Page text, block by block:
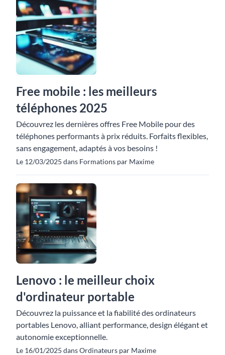
Free mobile : les meilleurs
téléphones 2025
Découvrez les dernières offres Free Mobile pour des
téléphones performants à prix réduits. Forfaits flexibles,
sans engagement, adaptés à vos besoins !
Le 12/03/2025 dans Formations par Maxime
Lenovo : le meilleur choix
d'ordinateur portable
Découvrez la puissance et la fiabilité des ordinateurs
portables Lenovo, alliant performance, design élégant et
autonomie exceptionnelle.
Le 16/01/2025 dans Ordinateurs par Maxime